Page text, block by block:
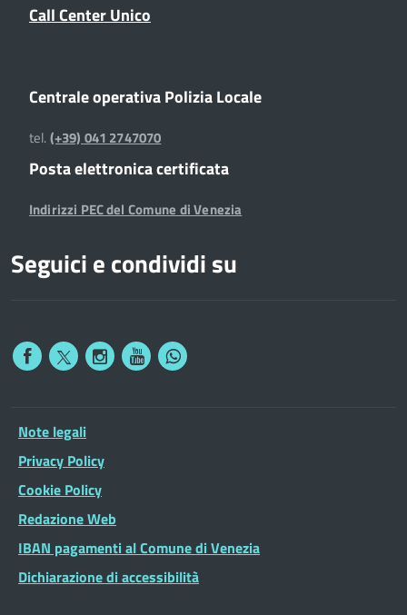
Call Center Unico
Centrale operativa Polizia Locale
tel.(+39) 041 2747070
Posta elettronica certificata
Indirizzi PEC del Comune di Venezia
Seguici e condividi su
Note legali
Privacy Policy
Cookie Policy
Redazione Web
IBAN pagamenti al Comune di Venezia
Dichiarazione di accessibilità